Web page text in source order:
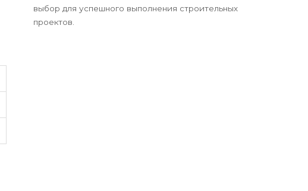
выбор для успешного выполнения строительных
проектов.